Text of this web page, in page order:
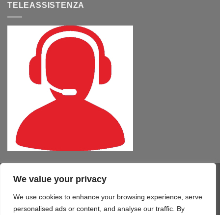
We value your privacy
We use cookies to enhance your browsing experience, serve
personalised ads or content, and analyse our traffic. By
TELEASSISTENZA
Visa PayPal MasterCard
Delivery
COMPUTER – TABLET – SMARTPHONE SOFTWARE
SERVIZI
STAMPA 3D
TELEFONIA CONTATTI